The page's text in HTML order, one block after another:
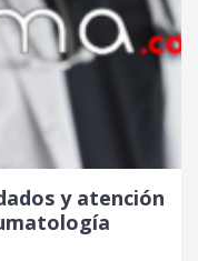
y atención